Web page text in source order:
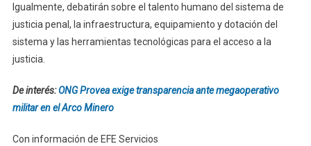
Igualmente, debatirán sobre el talento humano del sistema de
justicia penal, la infraestructura, equipamiento y dotación del
sistema y las herramientas tecnológicas para el acceso a la
justicia.
De interés:ONG Provea exige transparencia ante megaoperativo
militar en el Arco Minero
Con información de EFE Servicios